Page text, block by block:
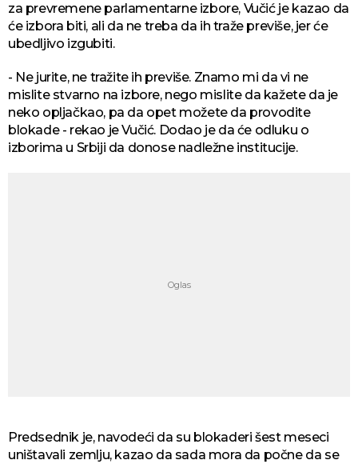
za prevremene parlamentarne izbore, Vučić je kazao da
će izbora biti, ali da ne treba da ih traže previše, jer će
ubedljivo izgubiti.
- Ne jurite, ne tražite ih previše. Znamo mi da vi ne
mislite stvarno na izbore, nego mislite da kažete da je
neko opljačkao, pa da opet možete da provodite
blokade - rekao je Vučić. Dodao je da će odluku o
izborima u Srbiji da donose nadležne institucije.
Predsednik je, navodeći da su blokaderi šest meseci
uništavali zemlju, kazao da sada mora da počne da se